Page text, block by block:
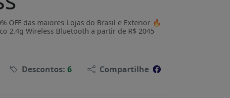
OFF das maiores Lojas do Brasil e Exterior 🔥
2.4g Wireless Bluetooth a partir de R$ 2045
Descontos: 6 Compartilhe